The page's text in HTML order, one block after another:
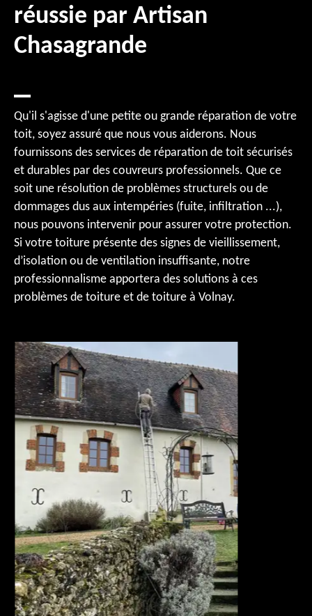
réussie par Artisan
Chasagrande
Qu'il s'agisse d'une petite ou grande réparation de votre
toit, soyez assuré que nous vous aiderons. Nous
fournissons des services de réparation de toit sécurisés
et durables par des couvreurs professionnels. Que ce
soit une résolution de problèmes structurels ou de
dommages dus aux intempéries (fuite, infiltration ...),
nous pouvons intervenir pour assurer votre protection.
Si votre toiture présente des signes de vieillissement,
d’isolation ou de ventilation insuffisante, notre
professionnalisme apportera des solutions à ces
problèmes de toiture et de toiture à Volnay.